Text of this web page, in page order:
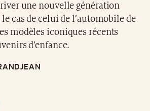
une nouvelle génération
le cas de celui de l’automobile de
modèles iconiques récents
d’enfance.